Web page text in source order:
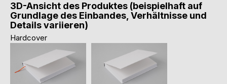
3D-Ansicht des Produktes (beispielhaft auf
Grundlage des Einbandes, Verhältnisse und
Details variieren)
Hardcover